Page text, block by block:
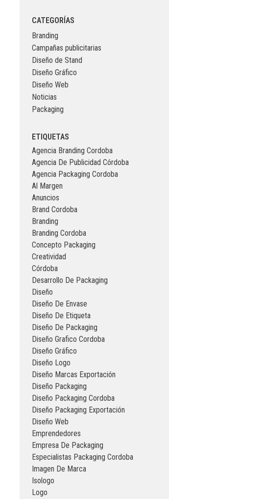
CATEGORÍAS
Branding
Campañas publicitarias
Diseño de Stand
Diseño Gráfico
Diseño Web
Noticias
Packaging
ETIQUETAS
Agencia Branding Cordoba
Agencia De Publicidad Córdoba
Agencia Packaging Cordoba
Al Margen
Anuncios
Brand Cordoba
Branding
Branding Cordoba
Concepto Packaging
Creatividad
Córdoba
Desarrollo De Packaging
Diseño
Diseño De Envase
Diseño De Etiqueta
Diseño De Packaging
Diseño Grafico Cordoba
Diseño Gráfico
Diseño Logo
Diseño Marcas Exportación
Diseño Packaging
Diseño Packaging Cordoba
Diseño Packaging Exportación
Diseño Web
Emprendedores
Empresa De Packaging
Especialistas Packaging Cordoba
Imagen De Marca
Isologo
Logo